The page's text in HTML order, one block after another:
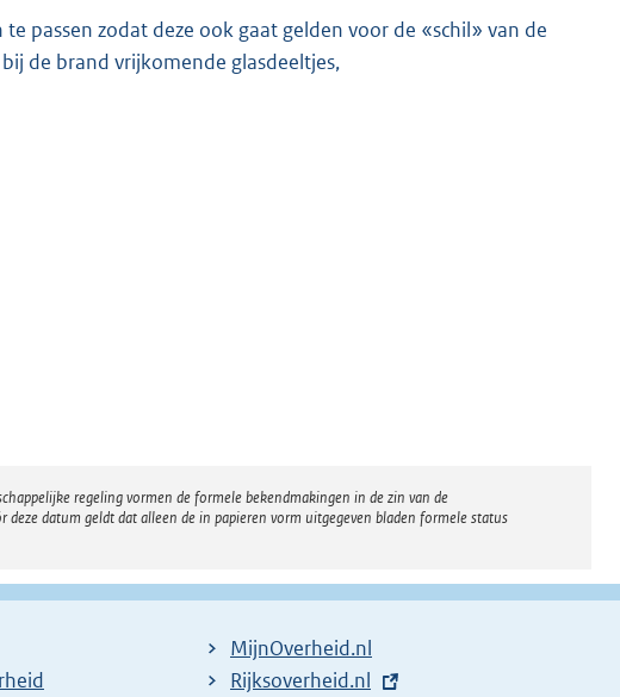
passen zodat deze ook gaat gelden voor de «schil» van de
de brand vrijkomende glasdeeltjes,
regeling vormen de formele bekendmakingen in de zin van de
datum geldt dat alleen de in papieren vorm uitgegeven bladen formele status
MijnOverheid.nl
E
Rijksoverheid.nl